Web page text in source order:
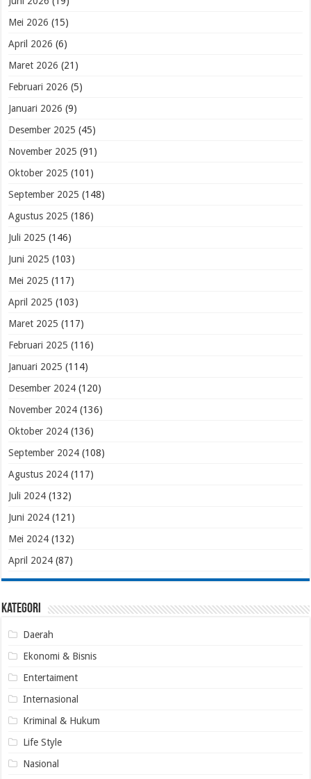
Mei 2026 (15)
April 2026 (6)
Maret 2026 (21)
Februari 2026 (5)
Januari 2026 (9)
Desember 2025 (45)
November 2025 (91)
Oktober 2025 (101)
September 2025 (148)
Agustus 2025 (186)
Juli 2025 (146)
Juni 2025 (103)
Mei 2025 (117)
April 2025 (103)
Maret 2025 (117)
Februari 2025 (116)
Januari 2025 (114)
Desember 2024 (120)
November 2024 (136)
Oktober 2024 (136)
September 2024 (108)
Agustus 2024 (117)
Juli 2024 (132)
Juni 2024 (121)
Mei 2024 (132)
April 2024 (87)
Kategori
Daerah
Ekonomi & Bisnis
Entertaiment
Internasional
Kriminal & Hukum
Life Style
Nasional